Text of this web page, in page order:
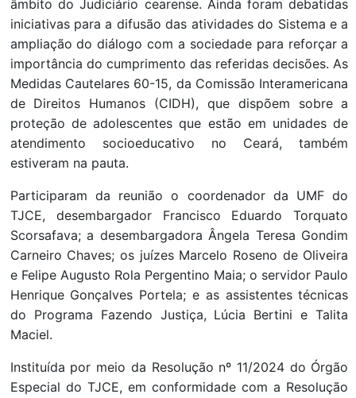
âmbito do Judiciário cearense. Ainda foram debatidas
iniciativas para a difusão das atividades do Sistema e a
ampliação do diálogo com a sociedade para reforçar a
importância do cumprimento das referidas decisões. As
Medidas Cautelares 60-15, da Comissão Interamericana
de Direitos Humanos (CIDH), que dispõem sobre a
proteção de adolescentes que estão em unidades de
atendimento socioeducativo no Ceará, também
estiveram na pauta.
Participaram da reunião o coordenador da UMF do
TJCE, desembargador Francisco Eduardo Torquato
Scorsafava; a desembargadora Ângela Teresa Gondim
Carneiro Chaves; os juízes Marcelo Roseno de Oliveira
e Felipe Augusto Rola Pergentino Maia; o servidor Paulo
Henrique Gonçalves Portela; e as assistentes técnicas
do Programa Fazendo Justiça, Lúcia Bertini e Talita
Maciel.
Instituída por meio da Resolução nº 11/2024 do Órgão
Especial do TJCE, em conformidade com a Resolução